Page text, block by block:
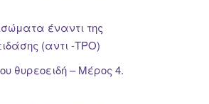
έναντι της
(αντι -TPO)
θυρεοειδή – Μέρος 4.